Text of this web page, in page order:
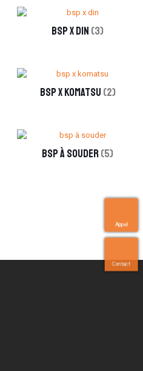
bsp x din (3)
bsp x komatsu (2)
bsp à souder(5)
Appel
Contact